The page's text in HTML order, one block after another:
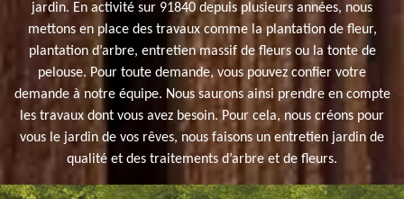
jardin. En activité sur 91840 depuis plusieurs années, nous
mettons en place des travaux comme la plantation de fleur,
plantation d’arbre, entretien massif de fleurs ou la tonte de
pelouse. Pour toute demande, vous pouvez confier votre
demande à notre équipe. Nous saurons ainsi prendre en compte
les travaux dont vous avez besoin. Pour cela, nous créons pour
vous le jardin de vos rêves, nous faisons un entretien jardin de
qualité et des traitements d’arbre et de fleurs.